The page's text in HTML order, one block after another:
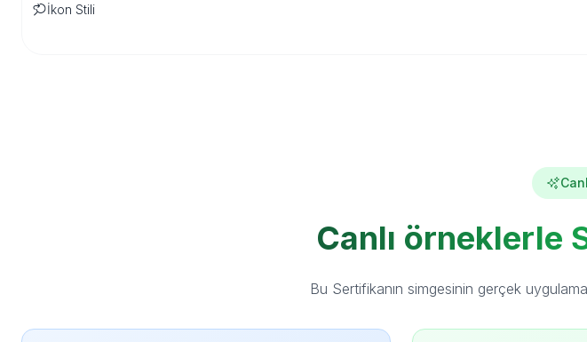
İkon Stili
Canlı örneklerle
Bu Sertifikanın simgesinin gerçek